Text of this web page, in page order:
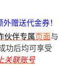
赠送代金券！
伙伴专属页面与
功后均可享受
关联账号